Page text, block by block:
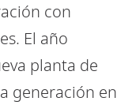
con
El año
planta de
generación en